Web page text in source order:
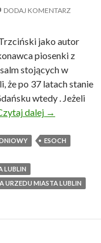
DODAJ KOMENTARZ
jako autor
piosenki z
stojących w
że po 37 latach stanie
wtedy . Jeżeli
dalej B
d
a
→
ESOCH
LUBLIN
URZEDU MIASTA LUBLIN